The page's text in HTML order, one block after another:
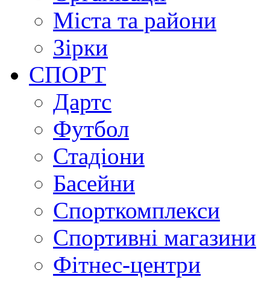
Міста та райони
Зірки
СПОРТ
Дартс
Футбол
Стадіони
Басейни
Спорткомплекси
Спортивні магазини
Фітнес-центри